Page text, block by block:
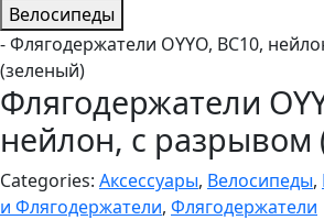
Велосипеды
- Флягодержатели OYYO, BC10,
(зеленый)
Флягодержатели
нейлон, с разрывом
Categories: Аксессуары, Велосипеды,
и Флягодержатели, Флягодержатели